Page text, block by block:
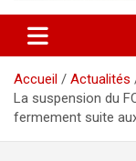
Accueil
Actualités
La suspension du
fermement suite